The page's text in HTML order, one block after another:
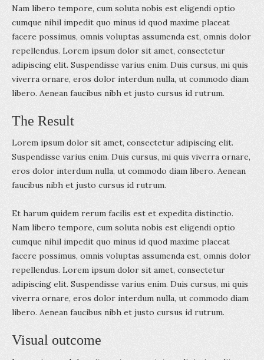
Nam libero tempore, cum soluta nobis est eligendi optio
cumque nihil impedit quo minus id quod maxime placeat
facere possimus, omnis voluptas assumenda est, omnis dolor
repellendus. Lorem ipsum dolor sit amet, consectetur
adipiscing elit. Suspendisse varius enim. Duis cursus, mi quis
viverra ornare, eros dolor interdum nulla, ut commodo diam
libero. Aenean faucibus nibh et justo cursus id rutrum.
The Result
Lorem ipsum dolor sit amet, consectetur adipiscing elit.
Suspendisse varius enim. Duis cursus, mi quis viverra ornare,
eros dolor interdum nulla, ut commodo diam libero. Aenean
faucibus nibh et justo cursus id rutrum.
Et harum quidem rerum facilis est et expedita distinctio.
Nam libero tempore, cum soluta nobis est eligendi optio
cumque nihil impedit quo minus id quod maxime placeat
facere possimus, omnis voluptas assumenda est, omnis dolor
repellendus. Lorem ipsum dolor sit amet, consectetur
adipiscing elit. Suspendisse varius enim. Duis cursus, mi quis
viverra ornare, eros dolor interdum nulla, ut commodo diam
libero. Aenean faucibus nibh et justo cursus id rutrum.
Visual outcome